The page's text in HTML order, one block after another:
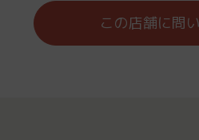
この店舗に問